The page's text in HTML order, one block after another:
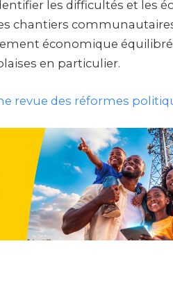
les difficultés et les
chantiers
économique équilibré
en particulier.
revue des réformes